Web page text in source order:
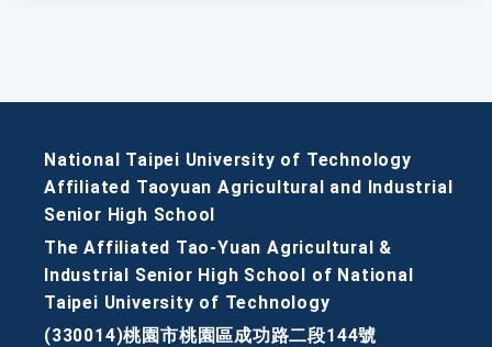
National Taipei University of Technology
Affiliated Taoyuan Agricultural and Industrial
Senior High School
The Affiliated Tao-Yuan Agricultural &
Industrial Senior High School of National
Taipei University of Technology
(330014)桃園市桃園區成功路二段144號